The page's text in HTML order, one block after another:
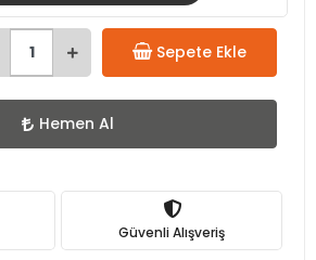
Sepete Ekle
Hemen Al
Güvenli Alışveriş